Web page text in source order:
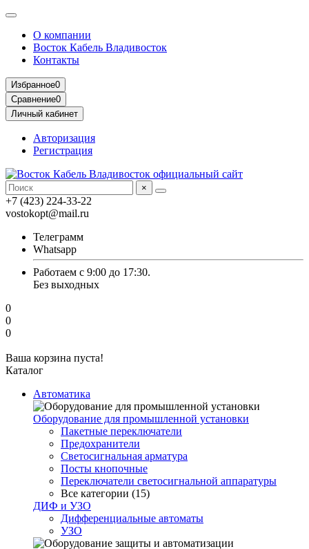
О компании
Восток Кабель Владивосток
Контакты
Избранное0
Сравнение0
Личный кабинет
Авторизация
Регистрация
×
+7 (423) 224-33-22
vostokopt@mail.ru
Телеграмм
Whatsapp
Работаем с 9:00 до 17:30.
Без выходных
0
0
0
Ваша корзина пуста!
Каталог
Автоматика
Оборудование для промышленной установки
Пакетные переключатели
Предохранители
Светосигнальная арматура
Посты кнопочные
Переключатели светосигнальной аппаратуры
Все категории (15)
ДИФ и УЗО
Дифференциальные автоматы
УЗО